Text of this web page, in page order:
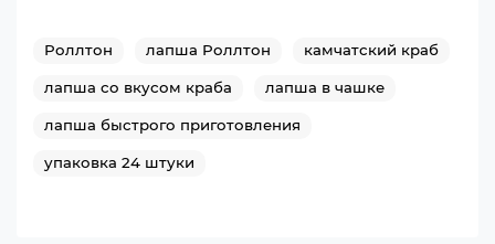
Роллтон лапша Роллтон камчатский краб
лапша со вкусом краба лапша в чашке
лапша быстрого приготовления
упаковка 24 штуки